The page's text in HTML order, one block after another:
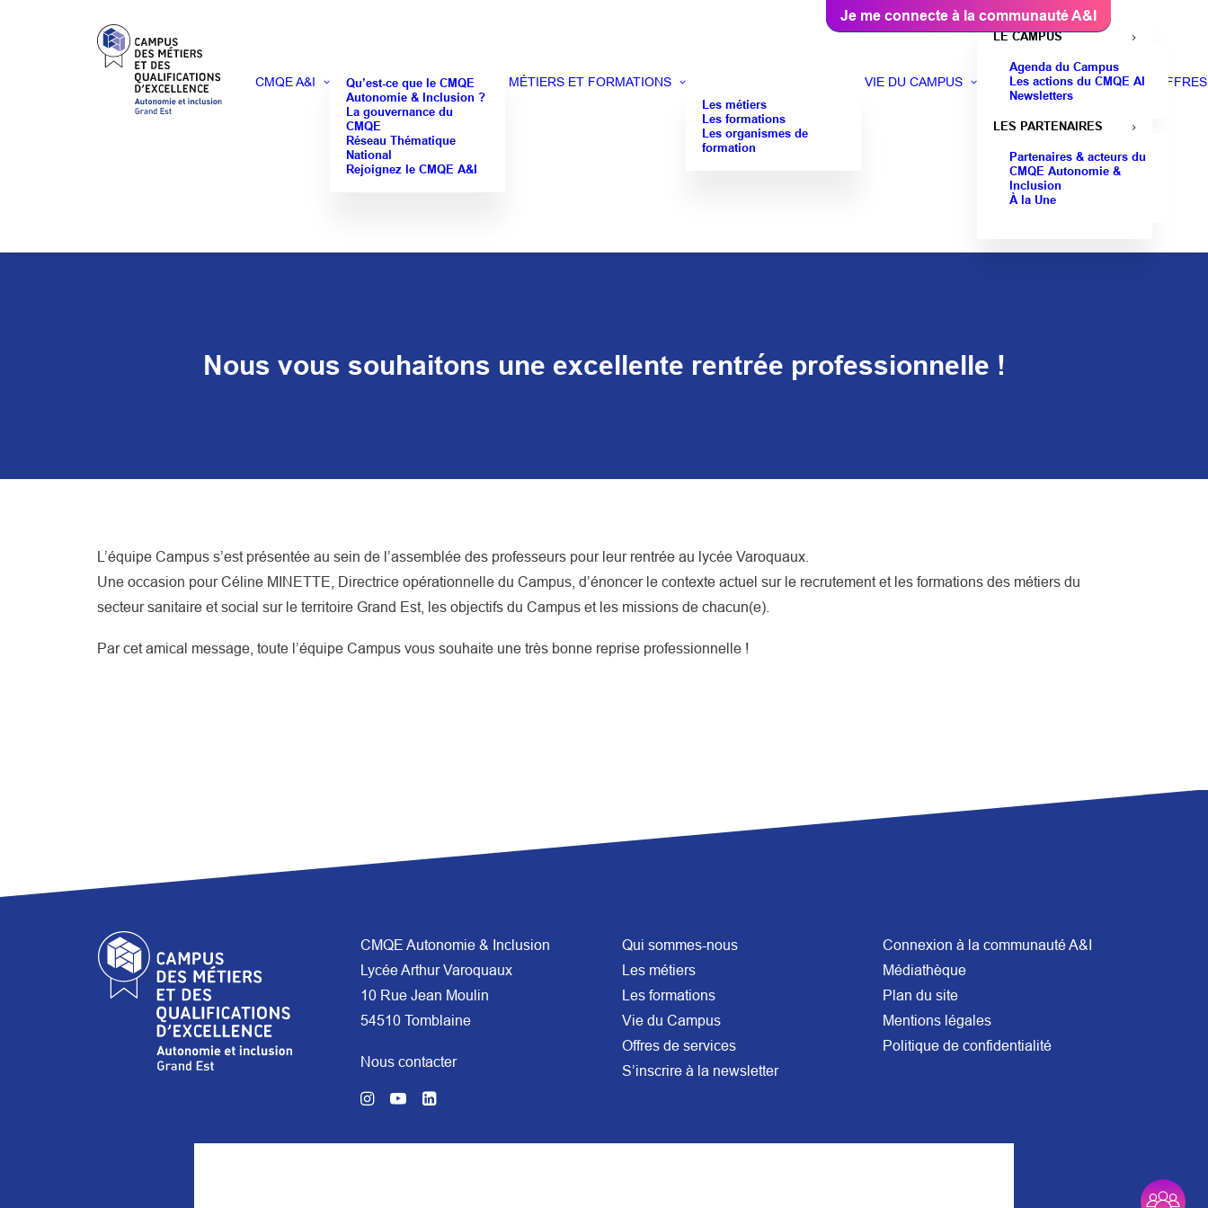
Je me connecte à la communauté A&I
CMQE A&I
Qu’est-ce que le CMQE
Autonomie & Inclusion ?
La gouvernance du
CMQE
Réseau Thématique
National
Rejoignez le CMQE A&I
MÉTIERS ET FORMATIONS
Les métiers
Les formations
Les organismes de
formation
VIE DU CAMPUS
LE CAMPUS
Agenda du Campus
Les actions du CMQE AI
Newsletters
LES PARTENAIRES
Partenaires & acteurs du
CMQE Autonomie &
Inclusion
À la Une
Nous vous souhaitons une excellente rentrée professionnelle !
L’équipe Campus s’est présentée au sein de l’assemblée des professeurs pour leur rentrée au lycée Varoquaux.
Une occasion pour Céline MINETTE, Directrice opérationnelle du Campus, d’énoncer le contexte actuel sur le recrutement et les formations des métiers du
secteur sanitaire et social sur le territoire Grand Est, les objectifs du Campus et les missions de chacun(e).
Par cet amical message, toute l’équipe Campus vous souhaite une très bonne reprise professionnelle !
CMQE Autonomie & Inclusion
Lycée Arthur Varoquaux
10 Rue Jean Moulin
54510 Tomblaine
Nous contacter
Qui sommes-nous
Les métiers
Les formations
Vie du Campus
Offres de services
S’inscrire à la newsletter
Connexion à la communauté A&I
Médiathèque
Plan du site
Mentions légales
Politique de confidentialité